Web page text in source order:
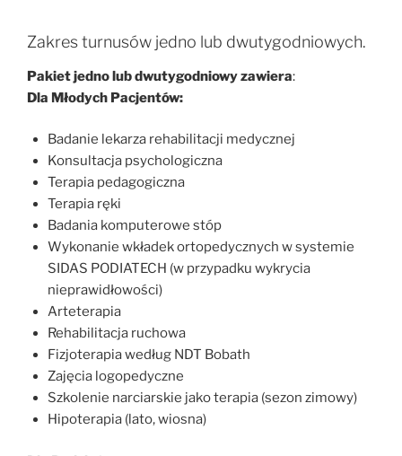
Zakres turnusów jedno lub dwutygodniowych.
Pakiet jedno lub dwutygodniowy zawiera:
Dla Młodych Pacjentów:
Badanie lekarza rehabilitacji medycznej
Konsultacja psychologiczna
Terapia pedagogiczna
Terapia ręki
Badania komputerowe stóp
Wykonanie wkładek ortopedycznych w systemie
SIDAS PODIATECH (w przypadku wykrycia
nieprawidłowości)
Arteterapia
Rehabilitacja ruchowa
Fizjoterapia według NDT Bobath
Zajęcia logopedyczne
Szkolenie narciarskie jako terapia (sezon zimowy)
Hipoterapia (lato, wiosna)